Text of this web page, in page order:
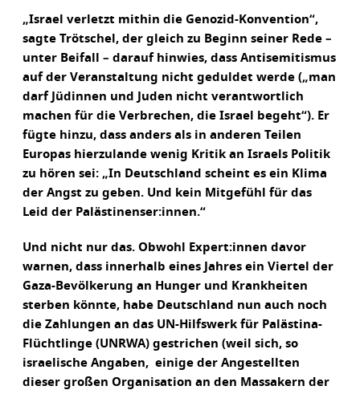
„Israel verletzt mithin die Genozid-Konvention“,
sagte Trötschel, der gleich zu Beginn seiner Rede –
unter Beifall – darauf hinwies, dass Antisemitismus
auf der Veranstaltung nicht geduldet werde („man
darf Jüdinnen und Juden nicht verantwortlich
machen für die Verbrechen, die Israel begeht“). Er
fügte hinzu, dass anders als in anderen Teilen
Europas hierzulande wenig Kritik an Israels Politik
zu hören sei: „In Deutschland scheint es ein Klima
der Angst zu geben. Und kein Mitgefühl für das
Leid der Palästinenser:innen.“
Und nicht nur das. Obwohl Expert:innen davor
warnen, dass innerhalb eines Jahres ein Viertel der
Gaza-Bevölkerung an Hunger und Krankheiten
sterben könnte, habe Deutschland nun auch noch
die Zahlungen an das UN-Hilfswerk für Palästina-
Flüchtlinge (UNRWA) gestrichen (weil sich, so
israelische Angaben, einige der Angestellten
dieser großen Organisation an den Massakern der